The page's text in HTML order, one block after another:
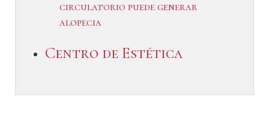
circulatorio puede generar
alopecia
Centro de Estética